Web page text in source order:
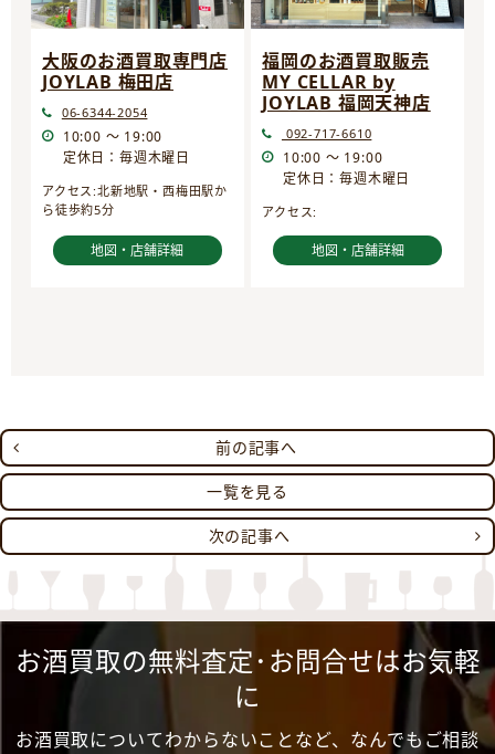
大阪のお酒買取専門店
JOYLAB 梅田店
06-6344-2054
10:00 ～ 19:00
定休日：毎週木曜日
アクセス:北新地駅・西梅田駅か
ら徒歩約5分
地図・店舗詳細
福岡のお酒買取販売
MY CELLAR by
JOYLAB 福岡天神店
092-717-6610
10:00 ～ 19:00
定休日：毎週木曜日
アクセス:
地図・店舗詳細
前の記事へ
一覧を見る
次の記事へ
お酒買取の無料査定･お問合せはお気軽
に
お酒買取についてわからないことなど、なんでもご相談